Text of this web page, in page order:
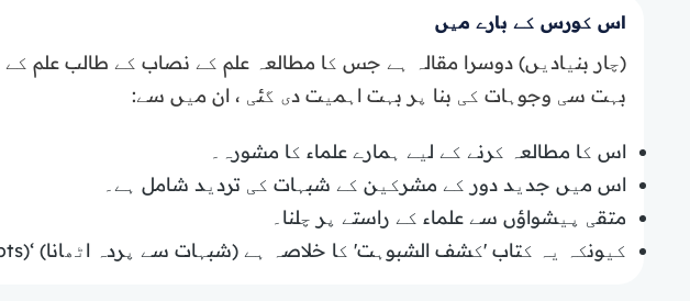
اس کورس کے بارے میں
(چار بنیادیں) دوسرا مقالہ ہے جس کا مطالعہ علم کے نصاب کے طالب علم
بہت سی وجوہات کی بنا پر بہت اہمیت دی گئی ، ان میں سے:
اس کا مطالعہ کرنے کے لیے ہمارے علماء کا مشورہ۔
اس میں جدید دور کے مشرکین کے شبہات کی تردید شامل ہے۔
متقی پیشواؤں سے علماء کے راستے پر چلنا۔
کیونکہ یہ کتاب 'کشف الشبوہت' کا خلاصہ ہے (شبہات سے پردہ اٹھانا) ‘Kashf Al Shubuhāt’(Unveiling the doubts).